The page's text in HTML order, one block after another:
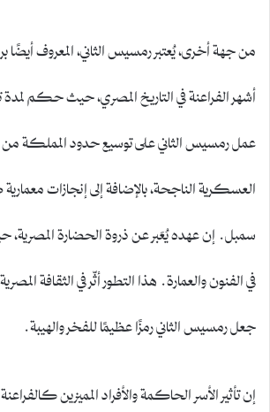
من جهة أخرى، يُعتبر رمسيس الثاني، المعروف
أشهر الفراعنة في التاريخ المصري، حيث حكم
عمل رمسيس الثاني على توسيع حدود المملكة
العسكرية الناجحة، بالإضافة إلى إنجازات
سمبل. إن عهده يُعَبر عن ذروة الحضارة المصرية،
في الفنون والعمارة. هذا التطور أثّر في الثقافة
جعل رمسيس الثاني رمزًا عظيمًا للفخر والهيبة.
إن تأثير الأسر الحاكمة والأفراد المميزين